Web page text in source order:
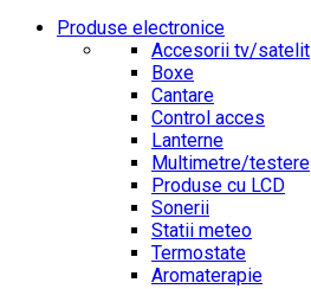
Produse electronice
Accesorii tv/satelit
Boxe
Cantare
Control acces
Lanterne
Multimetre/testere
Produse cu LCD
Sonerii
Statii meteo
Termostate
Aromaterapie